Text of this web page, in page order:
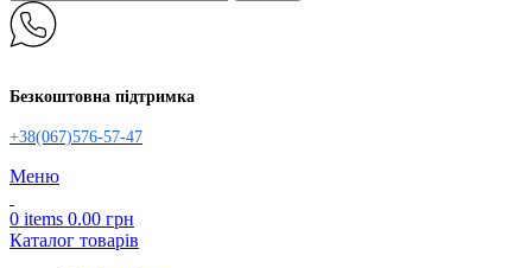
Безкоштовна підтримка
+38(067)576-57-47
Меню
0 items 0.00 грн
Каталог товарів